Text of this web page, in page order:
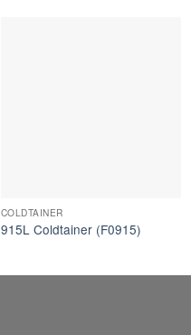
COLDTAINER
915L Coldtainer (F0915)